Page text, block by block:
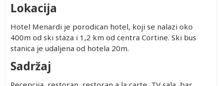
Lokacija
Hotel Menardi je porodican hotel, koji se nalazi oko
400m od ski staza i 1,2 km od centra Cortine. Ski bus
stanica je udaljena od hotela 20m.
Sadržaj